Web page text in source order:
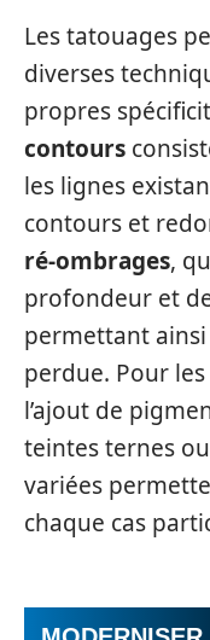
Les tatouages
diverses
propres
contours
les lignes
contours et
ré-ombrages,
profondeur et
permettant
perdue. Pour
l’ajout de
teintes ternes
variées
chaque cas